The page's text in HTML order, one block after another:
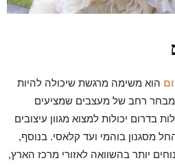
הוא משימה מרגשת שיכולה להיות
רחב של מעצבים שמציעים
בדרום יכולות למצוא מגוון עיצובים
מסגנון בוהמי ועד קלאסי. בנוסף,
יותר בהשוואה לאזורי מרכז הארץ,